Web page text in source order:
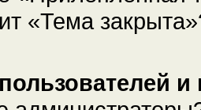
«Тема
и